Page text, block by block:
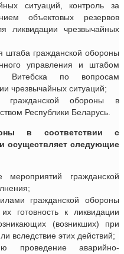
ситуаций, контроль за
объектовых резервов
ликвидации чрезвычайных
штаба гражданской обороны
управления и штабом
Витебска по вопросам
чрезвычайных ситуаций;
гражданской обороны в
Республики Беларусь.
в соответствии с
осуществляет следующие
мероприятий гражданской
гражданской обороны
готовность к ликвидации
(возникших) при
вследствие этих действий;
проведение аварийно-